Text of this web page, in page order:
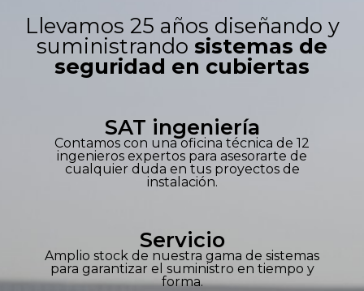
Llevamos 25 años diseñando y
suministrando sistemas de
seguridad en cubiertas
SAT ingeniería
Contamos con una oficina técnica de 12
ingenieros expertos para asesorarte de
cualquier duda en tus proyectos de
instalación.
Servicio
Amplio stock de nuestra gama de sistemas
para garantizar el suministro en tiempo y
forma.